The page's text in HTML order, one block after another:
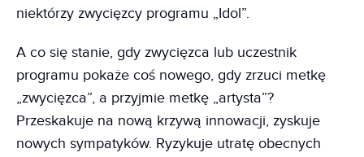
niektórzy zwycięzcy programu „Idol”.
A co się stanie, gdy zwycięzca lub uczestnik
programu pokaże coś nowego, gdy zrzuci metkę
„zwycięzca”, a przyjmie metkę „artysta”?
Przeskakuje na nową krzywą innowacji, zyskuje
nowych sympatyków. Ryzykuje utratę obecnych